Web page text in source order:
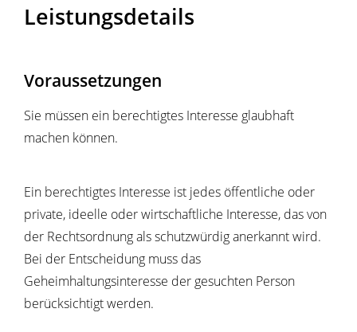
Leistungsdetails
Voraussetzungen
Sie müssen ein berechtigtes Interesse glaubhaft
machen können.
Ein berechtigtes Interesse ist jedes öffentliche oder
private, ideelle oder wirtschaftliche Interesse, das von
der Rechtsordnung als schutzwürdig anerkannt wird.
Bei der Entscheidung muss das
Geheimhaltungsinteresse der gesuchten Person
berücksichtigt werden.